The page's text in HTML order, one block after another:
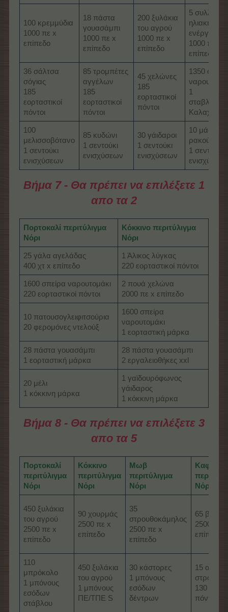
100 κρεμμύδια
1000 πε x
επίπεδο
18 πάστα
γουασάμπι
1000 πε x
επίπεδο
200 ξυλάκια
του αγρού
1000 πε x
επίπεδο
5
ηλιακής
ενέργειας
1000 πε x
επίπεδο
36 σάλτσα
σόγιας
185
εορταστικοί
πόντοι
85 τρομπέτες
αγγέλων
185
εορταστικοί
πόντοι
45 χελώνες
185
εορταστικοί
πόντοι
1350
1
Καλαχάρι
100
μελισσοβότανο
1 σεντούκι
ενισχύσεων
85 κυδώνι
1 σεντούκι
ενισχύσεων
30 γάιδαροι
1 σεντούκι
ενισχύσεων
10 μάσκες
ρακούν
1 σεντούκι
Βήμα 7 - Θα πρέπει να επιλέξετε 1
απο τα 2
Πορτοκαλί περιτύλιγμα
Νόρι
Κόκκινο περιτύλιγμα
Νόρι
25 γάλα αγελάδας
400 χτ x επίπεδο
1 Άλικος λύγκας
220 εορταστικοί πόντοι
1600 σπείρα ναρουτομάκι
220 εορταστικοί πόντοι
2 πουά χελώνα
2000 πε x επίπεδο
10 πατουσογλειφιτσούρια
20 φερομόνες ντελούξ
1600 σπείρα
ναρουτομάκι
1 εορταστική μάρκα
28 πάστα γουασάμπι
1 εορταστική μάρκα
28 πάστα γουασάμπι
2 εργαλειοθήκες xxl
20 μέλι
1 κόκκινη μάρκα
1 γαϊδουρόφωνος
γάιδαρος
1 κόκκινη μάρκα
Βήμα 8 - Θα πρέπει να επιλέξετε 3
απο τα 5
Πορτοκαλί
περιτύλιγμα
Νόρι
Κόκκινο
περιτύλιγμα
Νόρι
Μωβ
περιτύλιγμα
Νόρι
Καφέ
Νόρι
450 ξυλάκια
του αγρού
2500 πε x
επίπεδο
90 χουρμάς
2500 πε x
επίπεδο
35
στρουθοκάμηλος
2500 πε x
επίπεδο
65
2500 πε x
επίπεδο
110
μπρόκολο
1 μπόνους
εσόδων
στάβλου
450 ξυλάκια
του αγρού
1 μπόνους
ΠΕ/ΤΠΕ S
30 κάστορες
1 μπόνους
εσόδων
δέντρων
15 αυγά
130
πόντοι